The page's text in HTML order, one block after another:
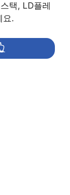
택, LD플레
요.